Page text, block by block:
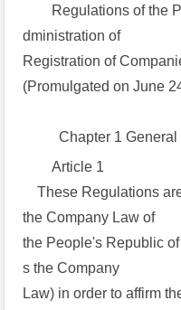
Regulations of the
dministration of
Registration of
(Promulgated on June
Chapter 1 General
Article 1
These Regulations
the Company Law of
the People's Republic
s the Company
Law) in order to affirm